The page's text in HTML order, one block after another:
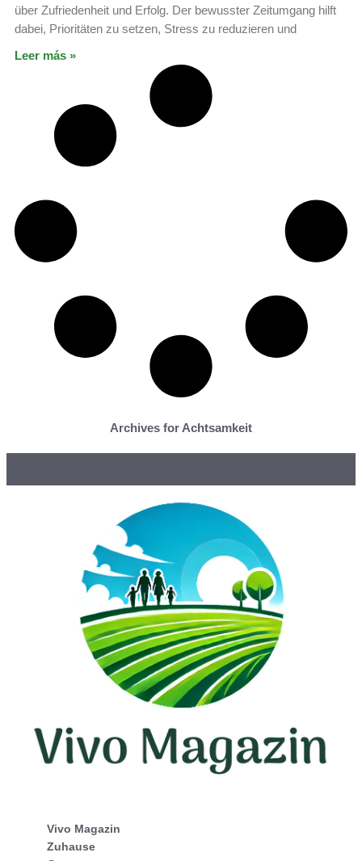
über Zufriedenheit und Erfolg. Der bewusster Zeitumgang hilft
dabei, Prioritäten zu setzen, Stress zu reduzieren und
Leer más »
Archives for Achtsamkeit
Vivo Magazin
Zuhause